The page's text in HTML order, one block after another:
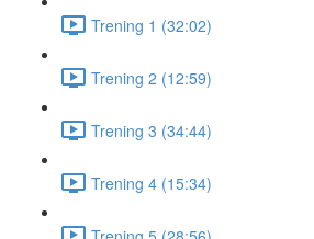
Trening 1 (32:02)
Trening 2 (12:59)
Trening 3 (34:44)
Trening 4 (15:34)